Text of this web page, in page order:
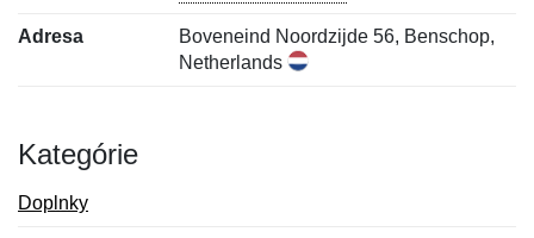
Adresa
Boveneind Noordzijde 56, Benschop,
Netherlands
Kategórie
Doplnky